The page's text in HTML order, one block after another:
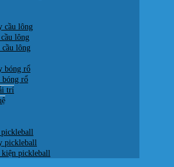
cầu lông
lông
cầu lông
bóng rổ
bóng rổ
trí
pickleball
kiện pickleball